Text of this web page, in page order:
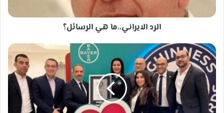
الرد الايراني،،ما هي الرسائل؟
باير
العربية
السعودية
تدخل
موسوعة
غينيس